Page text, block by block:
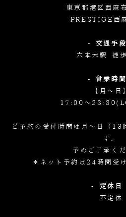
東京都港区西麻
PRESTIGE西
- 交通手
六本木駅 徒
- 営業時
【月～日
17:00～
ご予約の受付時間は月～日（13
す。
予めご了承くだ
＊ネット予約は24時間受
- 定休日
不定休